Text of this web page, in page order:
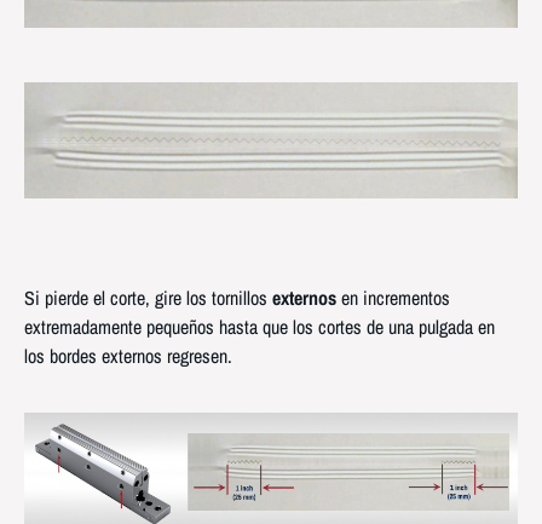
Si pierde el corte, gire los tornillos externosen incrementos
extremadamente pequeños hasta que los cortes de una pulgada en
los bordes externos regresen.